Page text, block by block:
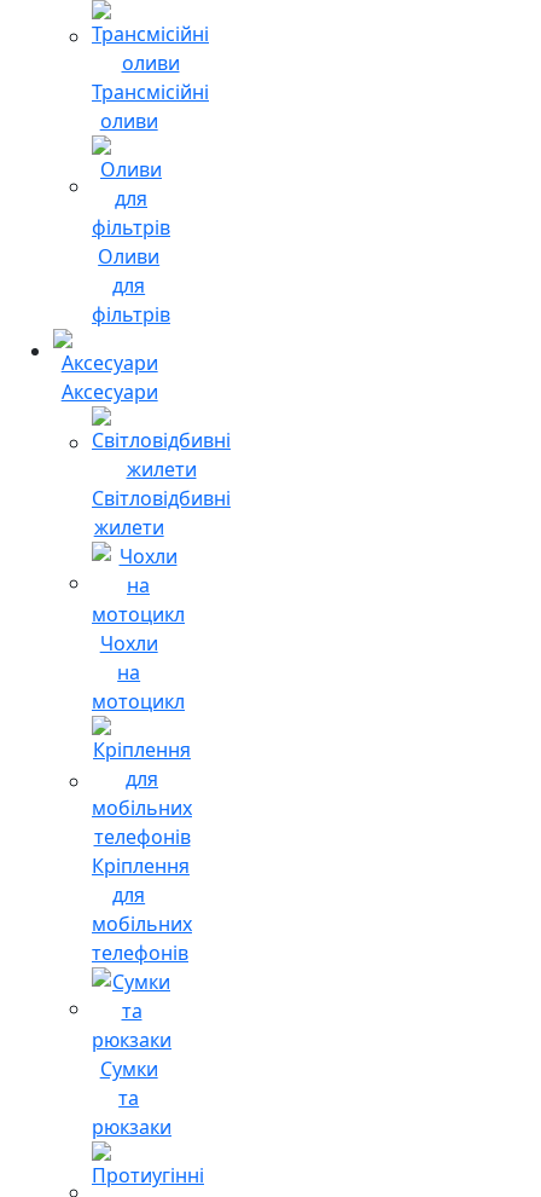
Трансмісійні
оливи
Оливи
для
фільтрів
Аксесуари
Світловідбивні
жилети
Чохли
на
мотоцикл
Кріплення
для
мобільних
телефонів
Сумки
та
рюкзаки